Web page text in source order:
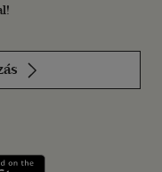
Szerezd meg: Google